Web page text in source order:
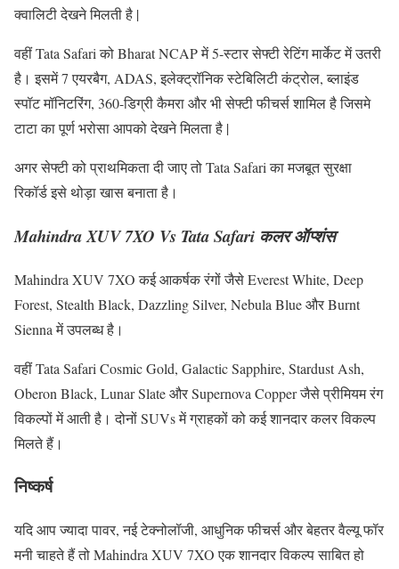
क्वालिटी देखने मिलती है |
वहीं Tata Safari को Bharat NCAP में 5-स्टार सेफ्टी रेटिंग मार्केट में उतरी
है। इसमें 7 एयरबैग, ADAS, इलेक्ट्रॉनिक स्टेबिलिटी कंट्रोल, ब्लाइंड
स्पॉट मॉनिटरिंग, 360-डिग्री कैमरा और भी सेफ्टी फीचर्स शामिल है जिसमे
टाटा का पूर्ण भरोसा आपको देखने मिलता है |
अगर सेफ्टी को प्राथमिकता दी जाए तो Tata Safari का मजबूत सुरक्षा
रिकॉर्ड इसे थोड़ा खास बनाता है।
Mahindra XUV 7XO Vs Tata Safari कलर ऑप्शंस
Mahindra XUV 7XO कई आकर्षक रंगों जैसे Everest White, Deep
Forest, Stealth Black, Dazzling Silver, Nebula Blue और Burnt
Sienna में उपलब्ध है।
वहीं Tata Safari Cosmic Gold, Galactic Sapphire, Stardust Ash,
Oberon Black, Lunar Slate और Supernova Copper जैसे प्रीमियम रंग
विकल्पों में आती है। दोनों SUVs में ग्राहकों को कई शानदार कलर विकल्प
मिलते हैं।
निष्कर्ष
यदि आप ज्यादा पावर, नई टेक्नोलॉजी, आधुनिक फीचर्स और बेहतर वैल्यू फॉर
मनी चाहते हैं तो Mahindra XUV 7XO एक शानदार विकल्प साबित हो